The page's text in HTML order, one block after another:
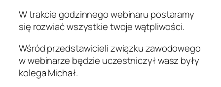
W trakcie godzinnego webinaru postaramy
się rozwiać wszystkie twoje wątpliwości.
Wśród przedstawicieli związku zawodowego
w webinarze będzie uczestniczył wasz były
kolega Michał.